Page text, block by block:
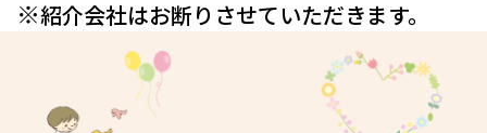
※紹介会社はお断りさせていただきます。